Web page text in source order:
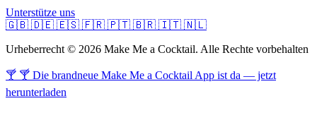
Unterstütze uns
🇬🇧 🇩🇪 🇪🇸 🇫🇷 🇵🇹 🇧🇷 🇮🇹 🇳🇱
Urheberrecht © 2026 Make Me a Cocktail. Alle Rechte vorbehalten
🍸 🍸 Die brandneue Make Me a Cocktail App ist da — jetzt
herunterladen